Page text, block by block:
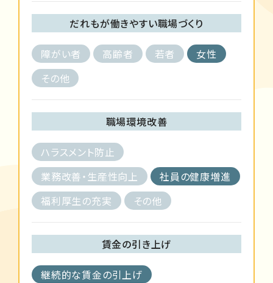
だれもが働きやすい職場づくり
障がい者 高齢者 若者
女性
その他
職場環境改善
ハラスメント防止
業務改善・生産性向上
社員の健康増進
福利厚生の充実
その他
賃金の引き上げ
継続的な賃金の引上げ